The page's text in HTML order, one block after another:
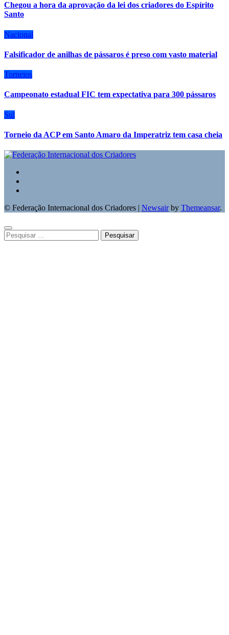
Chegou a hora da aprovação da lei dos criadores do Espírito
Santo
Nacional
Falsificador de anilhas de pássaros é preso com vasto material
Torneios
Campeonato estadual FIC tem expectativa para 300 pássaros
Sul
Torneio da ACP em Santo Amaro da Imperatriz tem casa cheia
© Federação Internacional dos Criadores | Newsairby Themeansar.
Pesquisar
por: